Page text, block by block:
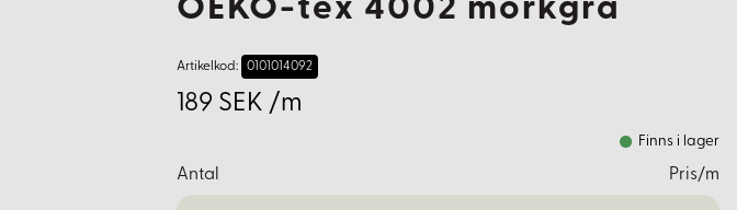
OEKO-tex 4002 mörkgrå
Artikelkod: 0101014092
189 SEK /m
Finns i lager
Antal Pris/m